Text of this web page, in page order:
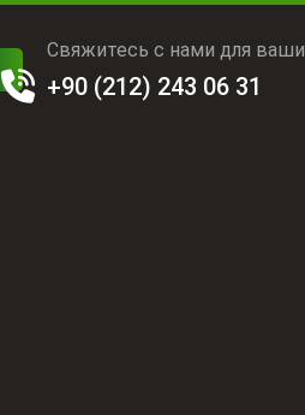
Свяжитесь с нами для
+90 (212) 243 06 31